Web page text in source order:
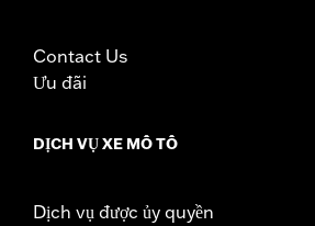
Contact Us
Ưu đãi
DỊCH VỤ XE MÔ TÔ
Dịch vụ được ủy quyền